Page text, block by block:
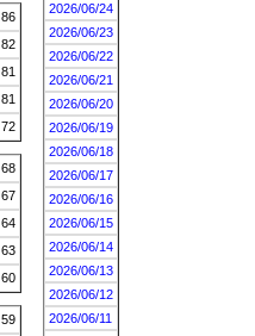
86
82
81
81
72
68
67
64
63
60
59
2026/06/24
2026/06/23
2026/06/22
2026/06/21
2026/06/20
2026/06/19
2026/06/18
2026/06/17
2026/06/16
2026/06/15
2026/06/14
2026/06/13
2026/06/12
2026/06/11